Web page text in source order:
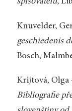
Knuvelder,
geschiedenis
Bosch,
Krĳtová, Olga
Bibliografie